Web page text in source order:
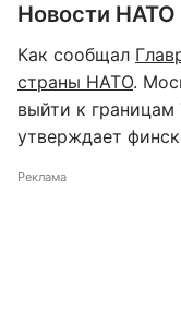
Новости НАТО
Как сообщал
страны НАТО.
выйти к границам
утверждает
Реклама